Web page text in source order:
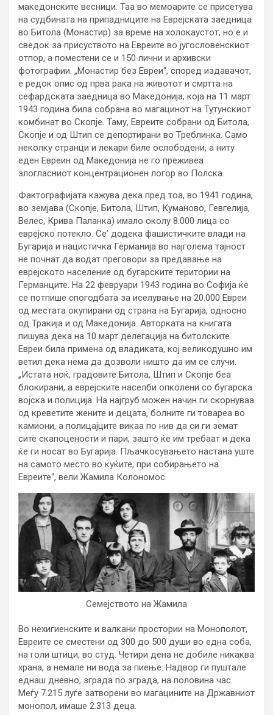
македонските весници. Таа во мемоарите се присетува
на судбината на припадниците на Еврејската заедница
во Битола (Монастир) за време на холокаустот, но е и
сведок за присуството на Евреите во југословенскиот
отпор, а поместени се и 150 лични и архивски
фотографии. „Монастир без Евреи“, според издавачот,
е редок опис од прва рака на животот и смртта на
сефардската заедница во Македонија, која на 11 март
1943 година била собрана во магацинот на Тутунскиот
комбинат во Скопје. Таму, Евреите собрани од Битола,
Скопје и од Штип се депортирани во Треблинка. Само
неколку странци и лекари биле ослободени, а ниту
еден Евреин од Македонија не го преживеа
злогласниот концентрационен логор во Полска.
Фактографијата кажува дека пред тоа, во 1941 година,
во земјава (Скопје, Битола, Штип, Куманово, Гевгелија,
Велес, Крива Паланка) имало околу 8.000 лица со
еврејско потекло. Се’ додека фашистичките влади на
Бугарија и нацистичка Германија во најголема тајност
не почнат да водат преговори за предавање на
еврејското население од бугарските територии на
Германците. На 22 февруари 1943 година во Софија ќе
се потпише спогодбата за иселување на 20.000 Евреи
од местата окупирани од страна на Бугарија, односно
од Тракија и од Македонија. Авторката на книгата
пишува дека на 10 март делегација на битолските
Евреи била примена од владиката, кој великодушно им
ветил дека нема да дозволи ништо да им се случи.
„Истата ноќ, градовите Битола, Штип и Скопје беа
блокирани, а еврејските населби опколени со бугарска
војска и полиција. На најгруб можен начин ги скорнуваа
од креветите жените и децата, болните ги товареа во
камиони, а полицајците викаа по нив да си ги земат
сите скапоцености и пари, зашто ќе им требаат и дека
ќе ги носат во Бугарија. Пљачкосувањето настана уште
на самото место во куќите, при собирањето на
Евреите“, вели Жамила Колономос.
Семејството на Жамила
Во нехигиенските и валкани простории на Монополот,
Евреите се сместени од 300 до 500 души во една соба,
на голи штици, во студ. Четири дена не добиле никаква
храна, а немале ни вода за пиење. Надвор ги пуштале
еднаш дневно, зграда по зграда, на половина час.
Меѓу 7.215 луѓе затворени во магацините на Државниот
монопол, имаше 2.313 деца.